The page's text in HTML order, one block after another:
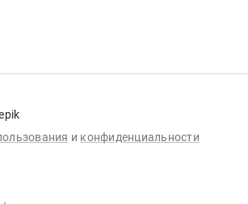
и конфиденциальности